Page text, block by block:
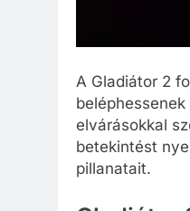
A Gladiátor 2
elvárásokkal
betekintést
pillanatait.